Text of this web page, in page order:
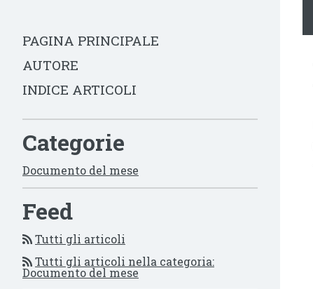
PAGINA PRINCIPALE
AUTORE
INDICE ARTICOLI
Categorie
Documento del mese
Feed
Tutti gli articoli
Tutti gli articoli nella categoria:
Documento del mese